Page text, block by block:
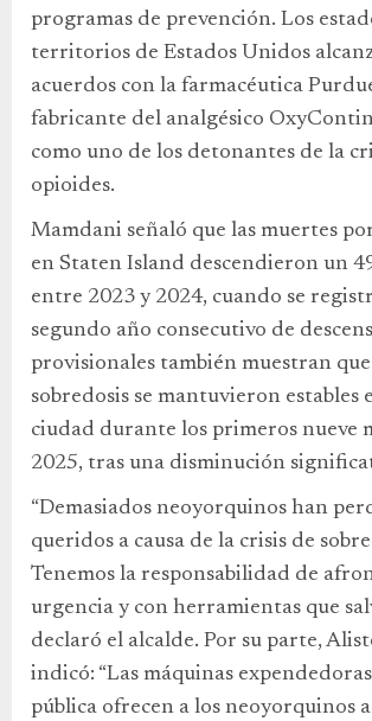
programas de prevención. Los
territorios de Estados Unidos
acuerdos con la farmacéutica
fabricante del analgésico
como uno de los detonantes de la
opioides.
Mamdani señaló que las muertes
en Staten Island descendieron un
entre 2023 y 2024, cuando se
segundo año consecutivo de
provisionales también muestran que
sobredosis se mantuvieron estables
ciudad durante los primeros nueve
2025, tras una disminución
“Demasiados neoyorquinos han
queridos a causa de la crisis de
Tenemos la responsabilidad de
urgencia y con herramientas que
declaró el alcalde. Por su parte,
indicó: “Las máquinas
pública ofrecen a los neoyorquinos